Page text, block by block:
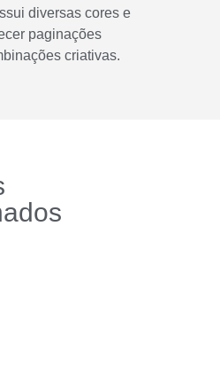
diversas cores e
paginações
criativas.